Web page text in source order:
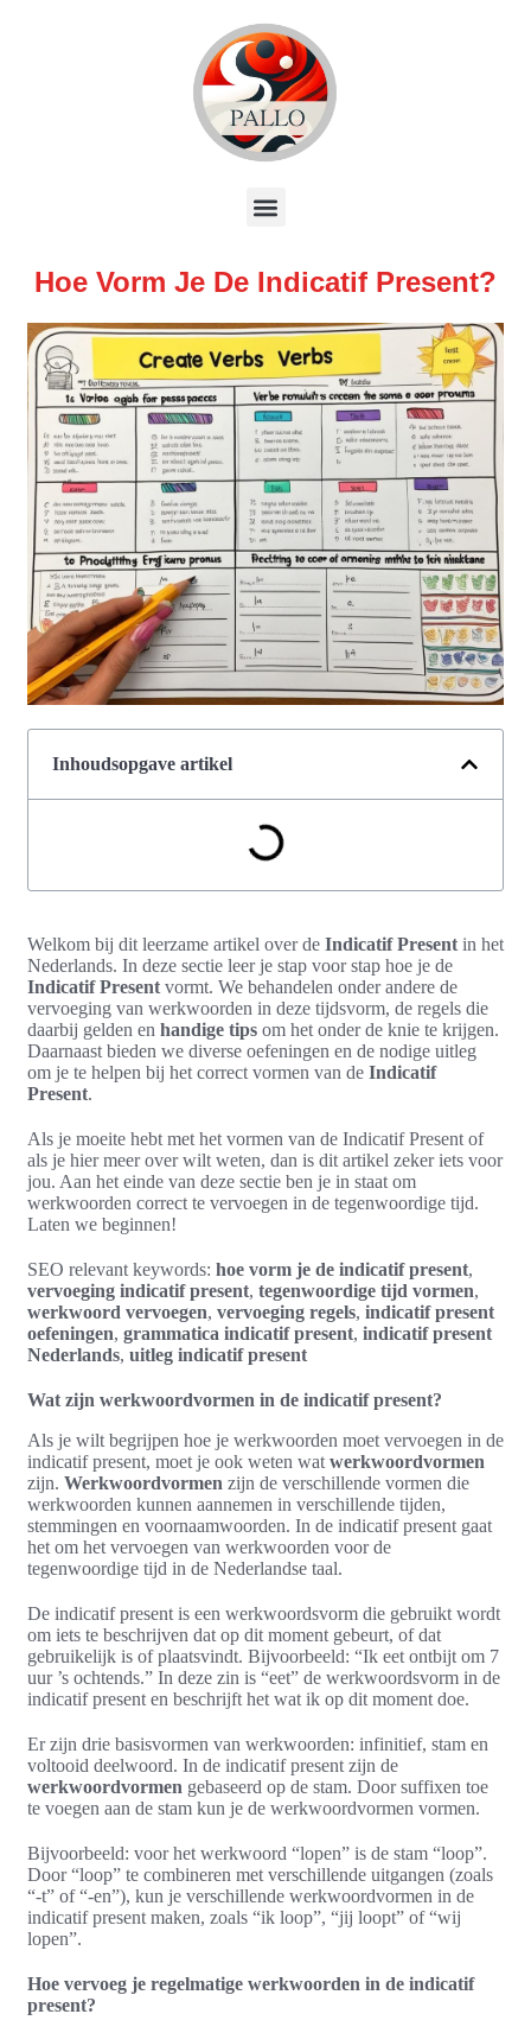
Hoe Vorm Je De Indicatif Present?
Inhoudsopgave artikel
Welkom bij dit leerzame artikel over de Indicatif Present in het
Nederlands. In deze sectie leer je stap voor stap hoe je de
Indicatif Present vormt. We behandelen onder andere de
vervoeging van werkwoorden in deze tijdsvorm, de regels die
daarbij gelden en handige tips om het onder de knie te krijgen.
Daarnaast bieden we diverse oefeningen en de nodige uitleg
om je te helpen bij het correct vormen van de Indicatif
Present.
Als je moeite hebt met het vormen van de Indicatif Present of
als je hier meer over wilt weten, dan is dit artikel zeker iets voor
jou. Aan het einde van deze sectie ben je in staat om
werkwoorden correct te vervoegen in de tegenwoordige tijd.
Laten we beginnen!
SEO relevant keywords: hoe vorm je de indicatif present,
vervoeging indicatif present, tegenwoordige tijd vormen,
werkwoord vervoegen, vervoeging regels, indicatif present
oefeningen, grammatica indicatif present, indicatif present
Nederlands, uitleg indicatif present
Wat zijn werkwoordvormen in de indicatif present?
Als je wilt begrijpen hoe je werkwoorden moet vervoegen in de
indicatif present, moet je ook weten wat werkwoordvormen
zijn. Werkwoordvormen zijn de verschillende vormen die
werkwoorden kunnen aannemen in verschillende tijden,
stemmingen en voornaamwoorden. In de indicatif present gaat
het om het vervoegen van werkwoorden voor de
tegenwoordige tijd in de Nederlandse taal.
De indicatif present is een werkwoordsvorm die gebruikt wordt
om iets te beschrijven dat op dit moment gebeurt, of dat
gebruikelijk is of plaatsvindt. Bijvoorbeeld: “Ik eet ontbijt om 7
uur ’s ochtends.” In deze zin is “eet” de werkwoordsvorm in de
indicatif present en beschrijft het wat ik op dit moment doe.
Er zijn drie basisvormen van werkwoorden: infinitief, stam en
voltooid deelwoord. In de indicatif present zijn de
werkwoordvormen gebaseerd op de stam. Door suffixen toe
te voegen aan de stam kun je de werkwoordvormen vormen.
Bijvoorbeeld: voor het werkwoord “lopen” is de stam “loop”.
Door “loop” te combineren met verschillende uitgangen (zoals
“-t” of “-en”), kun je verschillende werkwoordvormen in de
indicatif present maken, zoals “ik loop”, “jij loopt” of “wij
lopen”.
Hoe vervoeg je regelmatige werkwoorden in de indicatif
present?